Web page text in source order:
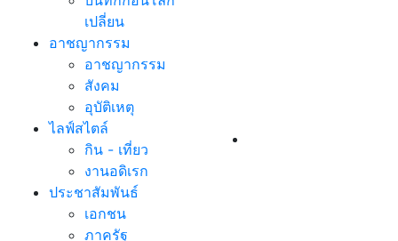
เปลี่ยน
อาชญากรรม
อาชญากรรม
สังคม
อุบัติเหตุ
ไลฟ์สไตล์
กิน - เที่ยว
งานอดิเรก
ประชาสัมพันธ์
เอกชน
ภาครัฐ